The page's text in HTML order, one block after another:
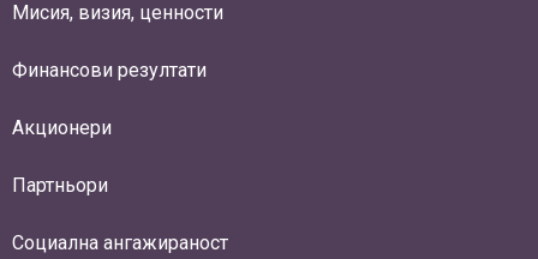
Мисия, визия, ценности
Финансови резултати
Акционери
Партньори
Социална ангажираност